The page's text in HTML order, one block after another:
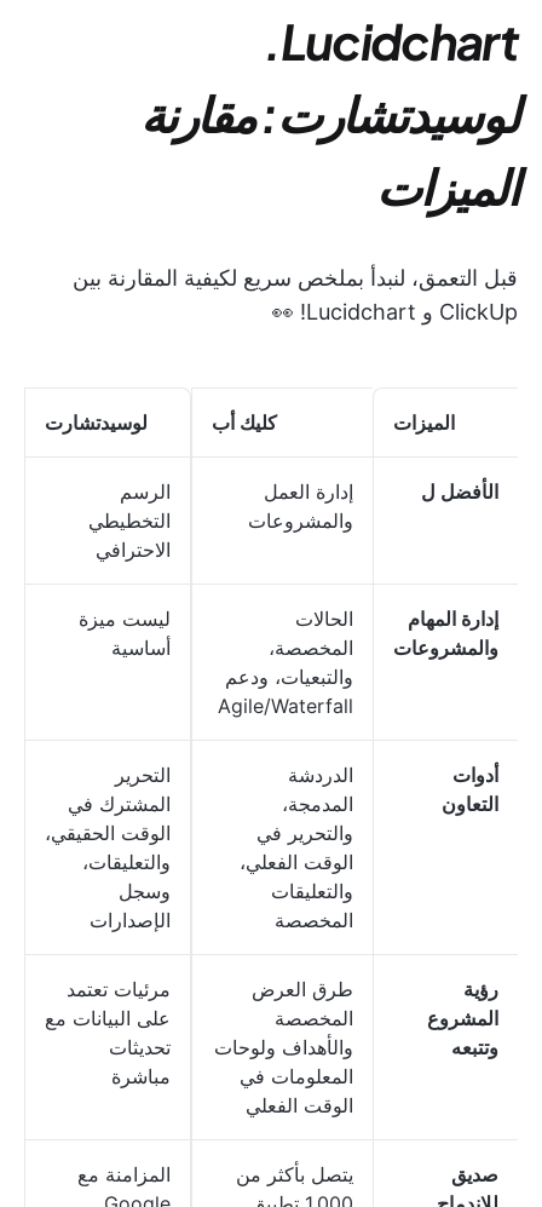
Lucidchart.
لوسيدتشارت: مقارنة
الميزات
قبل التعمق، لنبدأ بملخص سريع لكيفية المقارنة بين
ClickUp و Lucidchart! 👀
الميزات كليك أب لوسيدتشارت
الأفضل ل
إدارة العمل
والمشروعات
الرسم
التخطيطي
الاحترافي
إدارة المهام
والمشروعات
الحالات
المخصصة،
والتبعيات، ودعم
Agile/Waterfall
ليست ميزة
أساسية
أدوات
التعاون
الدردشة
المدمجة،
والتحرير في
الوقت الفعلي،
والتعليقات
المخصصة
التحرير
المشترك في
الوقت الحقيقي،
والتعليقات،
وسجل
الإصدارات
رؤية
المشروع
وتتبعه
طرق العرض
المخصصة
والأهداف ولوحات
المعلومات في
الوقت الفعلي
مرئيات تعتمد
على البيانات مع
تحديثات
مباشرة
صديق
يتصل بأكثر من
المزامنة مع